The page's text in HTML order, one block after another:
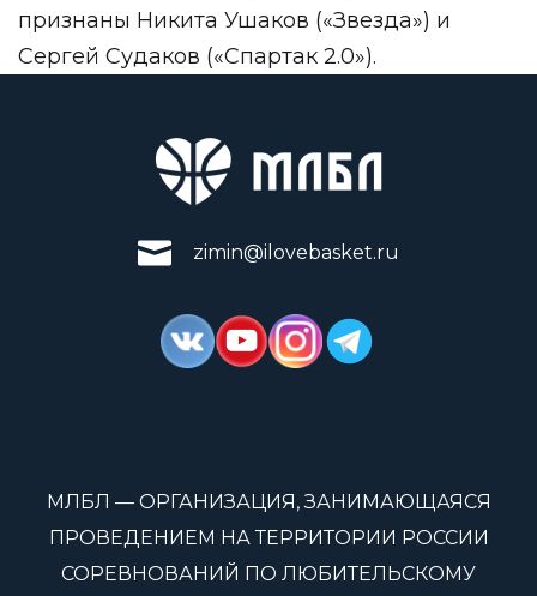
признаны Никита Ушаков («Звезда») и
Сергей Судаков («Спартак 2.0»).
zimin@ilovebasket.ru
МЛБЛ — ОРГАНИЗАЦИЯ, ЗАНИМАЮЩАЯСЯ
ПРОВЕДЕНИЕМ НА ТЕРРИТОРИИ РОССИИ
СОРЕВНОВАНИЙ ПО ЛЮБИТЕЛЬСКОМУ